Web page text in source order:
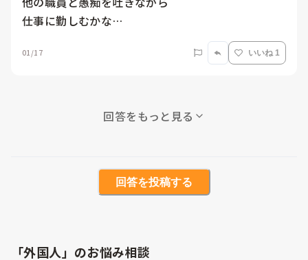
仕事に勤しむかな…
01/17 いいね 1
回答をもっと見る
回答を投稿する
「外国人」のお悩み相談